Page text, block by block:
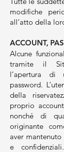
modifiche
all’atto della
ACCOUNT,
Alcune
tramite il
l’apertura di
password.
della
proprio
nonché di
originante
aver
e